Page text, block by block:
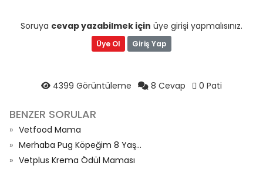
Soruya cevap yazabilmek için üye girişi yapmalısınız.
Üye Ol Giriş Yap
4399 Görüntüleme 8 Cevap 0 Pati
BENZER SORULAR
Vetfood Mama
Merhaba Pug Köpeğim 8 Yaş...
Vetplus Krema Ödül Maması